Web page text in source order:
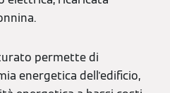
permette di
energetica dell'edificio,